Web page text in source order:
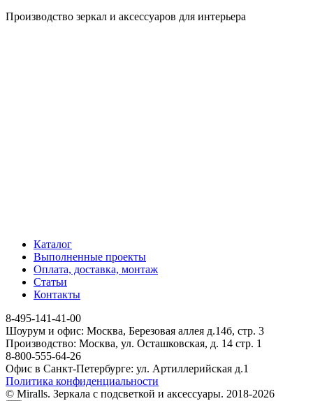
Производство зеркал и аксессуаров для интерьера
Каталог
Выполненные проекты
Оплата, доставка, монтаж
Статьи
Контакты
8-495-141-41-00
Шоурум и офис: Москва, Березовая аллея д.14б, стр. 3
Производство: Москва, ул. Осташковская, д. 14 стр. 1
8-800-555-64-26
Офис в Санкт-Петербурге: ул. Артиллерийская д.1
Политика конфиденциальности
© Miralls. Зеркала с подсветкой и аксессуары. 2018-2026